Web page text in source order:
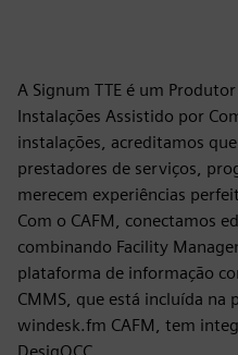
A Signum TTE é um
Instalações Assistido por
instalações, acreditamos
prestadores de serviços,
merecem experiências
Com o CAFM, conectamos
combinando Facility
plataforma de informação
CMMS, que está incluída na
windesk.fm CAFM, tem